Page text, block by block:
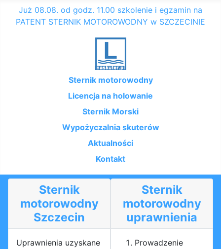
Już 08.08. od godz. 11.00 szkolenie i egzamin na
PATENT STERNIK MOTOROWODNY w SZCZECINIE
Sternik motorowodny
Licencja na holowanie
Sternik Morski
Wypożyczalnia skuterów
Aktualności
Kontakt
Sternik
motorowodny
Szczecin
Uprawnienia uzyskane
Sternik
motorowodny
uprawnienia
Prowadzenie